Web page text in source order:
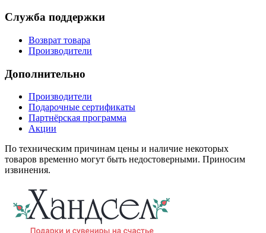
Служба поддержки
Возврат товара
Производители
Дополнительно
Производители
Подарочные сертификаты
Партнёрская программа
Акции
По техническим причинам цены и наличие некоторых
товаров временно могут быть недостоверными. Приносим
извинения.